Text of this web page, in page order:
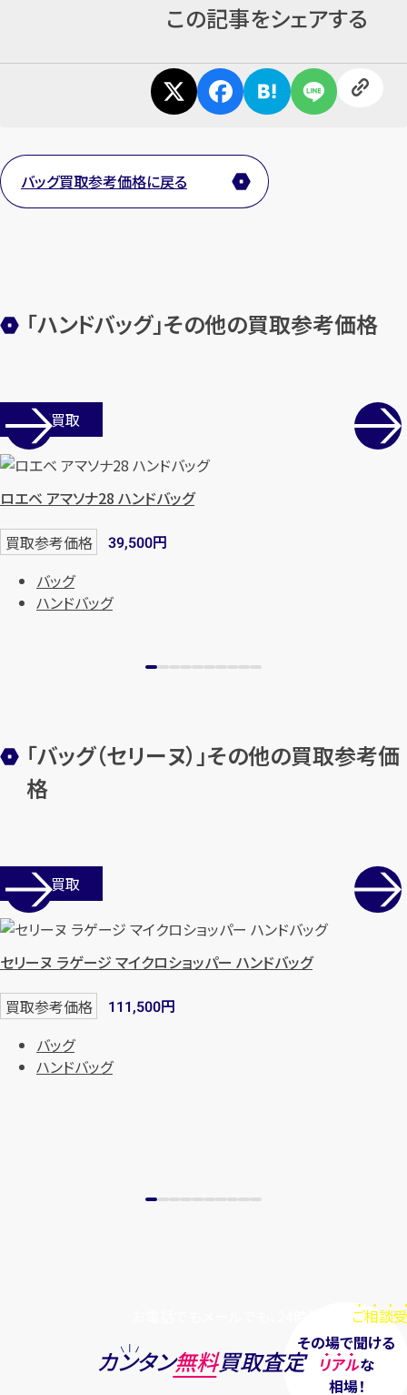
カンタン無料
最短1分！今すぐ査定金額をお伝えいた
始除く)
メールで無料相談する
この記事をシェアする
バッグ買取参考価格に戻る
「ハンドバッグ」その他の買取参考価格
店舗買取
ロエベ アマソナ28 ハンドバッグ
買取参考価格 39,500円
バッグ
ハンドバッグ
「バッグ（セリーヌ）」その他の買取参考価
格
店舗買取
セリーヌ ラゲージ マイクロショッパー ハンドバッグ
買取参考価格 111,500円
バッグ
ハンドバッグ
ご相談
その場で聞ける
リアルな
相場！
カンタン無料買取査定